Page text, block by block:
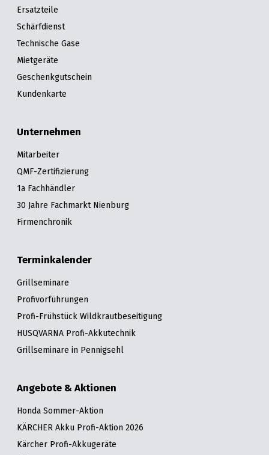
Ersatzteile
Schärfdienst
Technische Gase
Mietgeräte
Geschenkgutschein
Kundenkarte
Unternehmen
Mitarbeiter
QMF-Zertifizierung
1a Fachhändler
30 Jahre Fachmarkt Nienburg
Firmenchronik
Terminkalender
Grillseminare
Profivorführungen
Profi-Frühstück Wildkrautbeseitigung
HUSQVARNA Profi-Akkutechnik
Grillseminare in Pennigsehl
Angebote & Aktionen
Honda Sommer-Aktion
KÄRCHER Akku Profi-Aktion 2026
Kärcher Profi-Akkugeräte